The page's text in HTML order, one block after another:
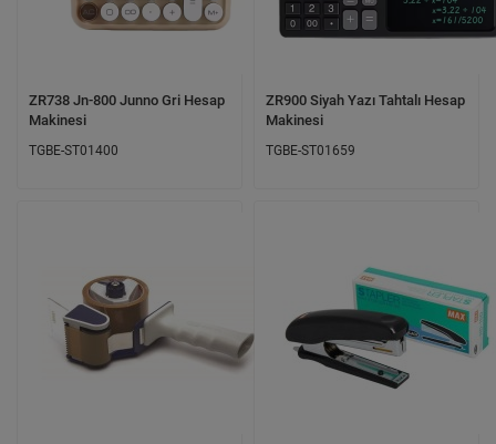
ZR738 Jn-800 Junno Gri Hesap
Makinesi
TGBE-ST01400
ZR900 Siyah Yazı Tahtalı Hesap
Makinesi
TGBE-ST01659